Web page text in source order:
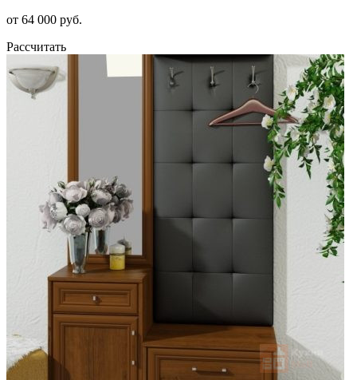
от 64 000 руб.
Рассчитать